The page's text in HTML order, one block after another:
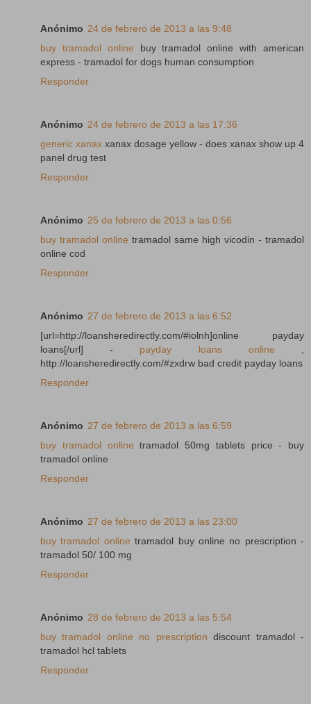
Anónimo 24 de febrero de 2013 a las 9:48
buy tramadol online buy tramadol online with american
express - tramadol for dogs human consumption
Responder
Anónimo 24 de febrero de 2013 a las 17:36
generic xanax xanax dosage yellow - does xanax show up 4
panel drug test
Responder
Anónimo 25 de febrero de 2013 a las 0:56
buy tramadol online tramadol same high vicodin - tramadol
online cod
Responder
Anónimo 27 de febrero de 2013 a las 6:52
[url=http://loansheredirectly.com/#iolnh]online payday
loans[/url] - payday loans online
http://loansheredirectly.com/#zxdrw bad credit payday loans
Responder
Anónimo 27 de febrero de 2013 a las 6:59
buy tramadol online tramadol 50mg tablets price - buy
tramadol online
Responder
Anónimo 27 de febrero de 2013 a las 23:00
buy tramadol online tramadol buy online no prescription -
tramadol 50/ 100 mg
Responder
Anónimo 28 de febrero de 2013 a las 5:54
buy tramadol online no prescription discount tramadol -
tramadol hcl tablets
Responder